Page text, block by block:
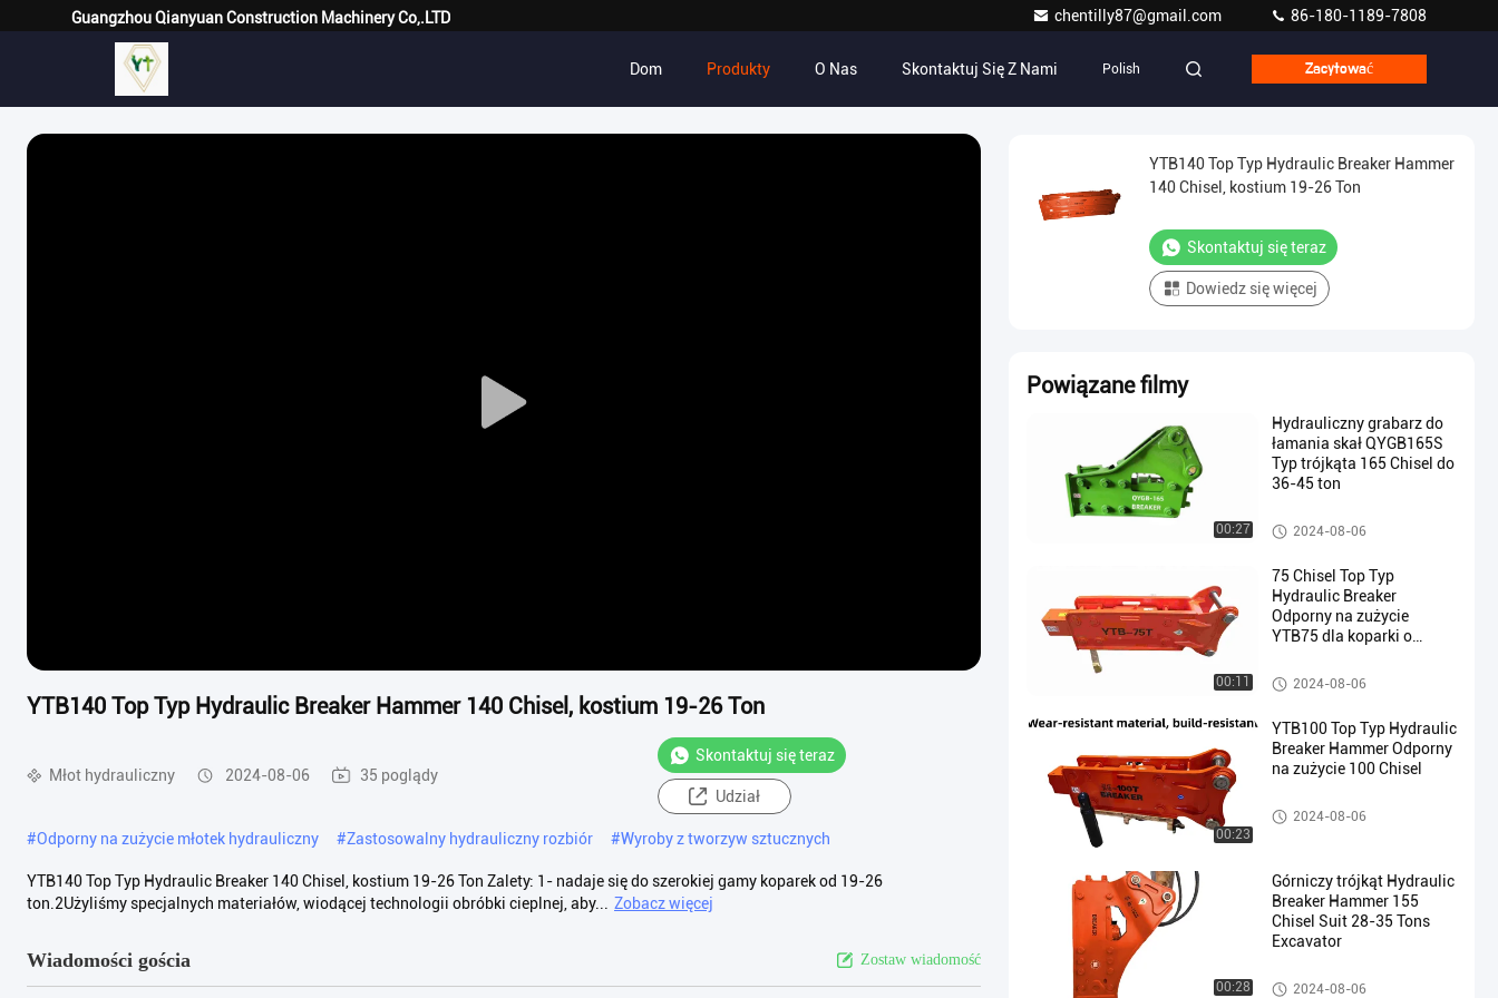
Guangzhou Qianyuan Construction Machinery Co,.LTD chentilly87@gmail.com 86-180-1189-7808
Dom Produkty O Nas Skontaktuj Się Z Nami Polish Zacytować
Play
YTB140 Top Typ Hydraulic Breaker Hammer 140 Chisel, kostium 19-26 Ton
Młot hydrauliczny 2024-08-06 35 poglądy
Skontaktuj się teraz
Udział
#Odporny na zużycie młotek hydrauliczny #Zastosowalny hydrauliczny rozbiór #Wyroby z tworzyw sztucznych
YTB140 Top Typ Hydraulic Breaker 140 Chisel, kostium 19-26 Ton Zalety: 1- nadaje się do szerokiej gamy koparek od 19-26
ton.2Użyliśmy specjalnych materiałów, wiodącej technologii obróbki cieplnej, aby... Zobacz więcej
Wiadomości gościa Zostaw wiadomość
YTB140 Top Typ Hydraulic Breaker Hammer
140 Chisel, kostium 19-26 Ton
Skontaktuj się teraz
Dowiedz się więcej
Powiązane filmy
00:27
Hydrauliczny grabarz do
łamania skał QYGB165S
Typ trójkąta 165 Chisel do
36-45 ton
Młot hydrauliczny
2024-08-06
00:11
75 Chisel Top Typ
Hydraulic Breaker
Odporny na zużycie
YTB75 dla koparki o
Młot hydrauliczny
2024-08-06
00:23
YTB100 Top Typ Hydraulic
Breaker Hammer Odporny
na zużycie 100 Chisel
Młot hydrauliczny
2024-08-06
00:28
Górniczy trójkąt Hydraulic
Breaker Hammer 155
Chisel Suit 28-35 Tons
Excavator
Młot hydrauliczny
2024-08-06